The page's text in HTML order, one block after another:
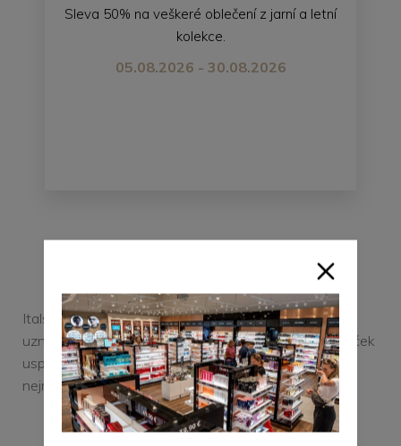
Sleva 50% na veškeré oblečení z jarní a letní
kolekce.
05.08.2026 - 30.08.2026
Italská značka Primigi je od roku 1976 celosvětově
uznávaným výrobcem dětské obuvi. Velký výběr botiček
uspokojí všechny věkové skupiny dětí od těch
nejmenších, až k těm skoro dospělým.